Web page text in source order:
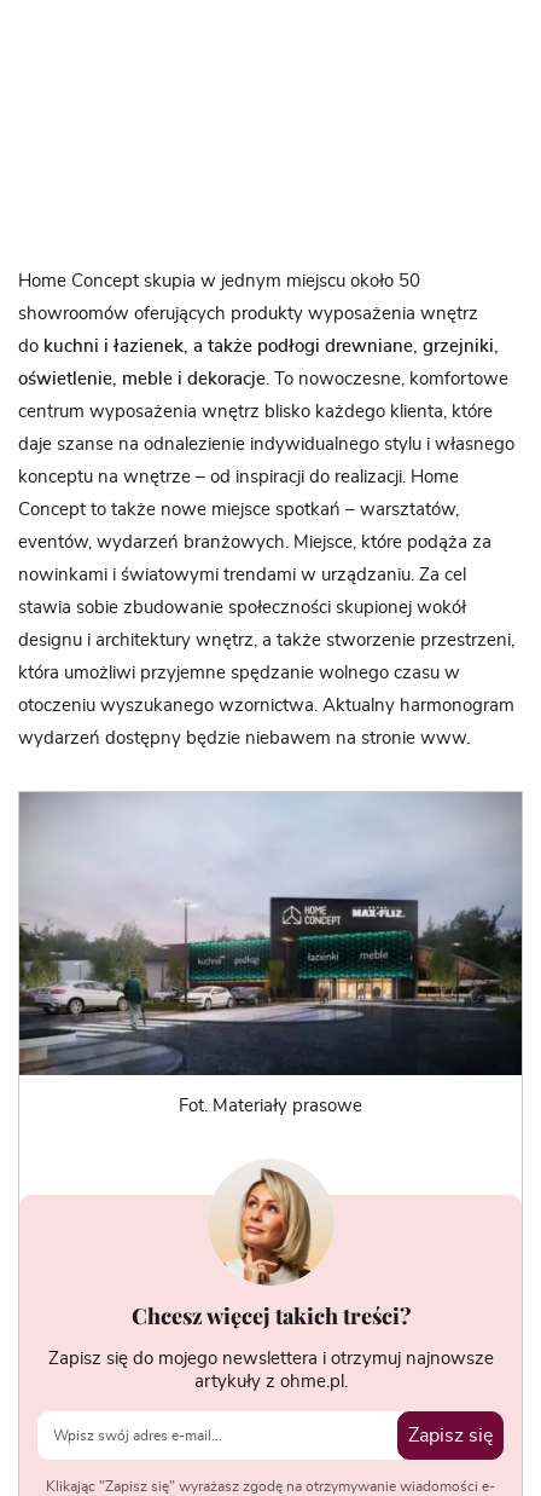
Home Concept skupia w jednym miejscu około 50
showroomów oferujących produkty wyposażenia wnętrz
do kuchni i łazienek, a także podłogi drewniane, grzejniki,
oświetlenie, meble i dekoracje . To nowoczesne, komfortowe
centrum wyposażenia wnętrz blisko każdego klienta, które
daje szanse na odnalezienie indywidualnego stylu i własnego
konceptu na wnętrze – od inspiracji do realizacji. Home
Concept to także nowe miejsce spotkań – warsztatów,
eventów, wydarzeń branżowych. Miejsce, które podąża za
nowinkami i światowymi trendami w urządzaniu. Za cel
stawia sobie zbudowanie społeczności skupionej wokół
designu i architektury wnętrz, a także stworzenie przestrzeni,
która umożliwi przyjemne spędzanie wolnego czasu w
otoczeniu wyszukanego wzornictwa. Aktualny harmonogram
wydarzeń dostępny będzie niebawem na stronie www.
Fot. Materiały prasowe
Chcesz więcej takich treści?
Zapisz się do mojego newslettera i otrzymuj najnowsze
artykuły z ohme.pl.
Zapisz się
Klikając "Zapisz się" wyrażasz zgodę na otrzymywanie wiadomości e-